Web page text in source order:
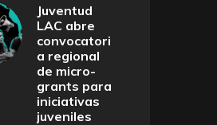
Juventud
LAC abre
convocatori
a regional
de micro-
grants para
iniciativas
juveniles